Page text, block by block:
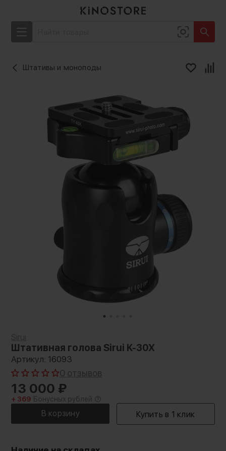
Штативы и моноподы
Штативная голова Sirui K-30X
Артикул: 16093
0 отзывов
13 000 ₽
+ 369 Бонусных рублей